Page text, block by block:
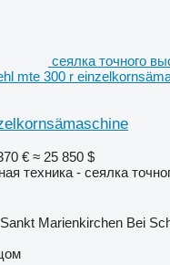
сеялка точного
mte 300 r
€ ≈ 25 850 $
техника - сеялка
Marienkirchen Bei